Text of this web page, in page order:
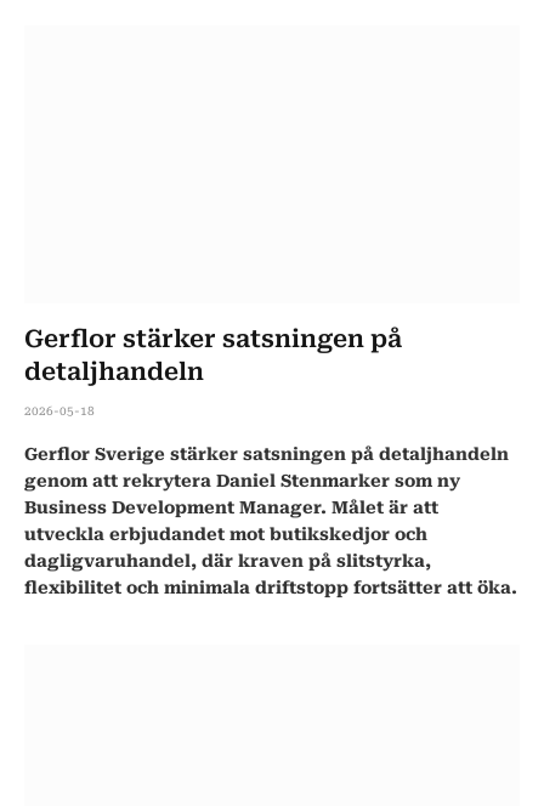
Gerflor stärker satsningen på
detaljhandeln
2026-05-18
Gerflor Sverige stärker satsningen på detaljhandeln
genom att rekrytera Daniel Stenmarker som ny
Business Development Manager. Målet är att
utveckla erbjudandet mot butikskedjor och
dagligvaruhandel, där kraven på slitstyrka,
flexibilitet och minimala driftstopp fortsätter att öka.